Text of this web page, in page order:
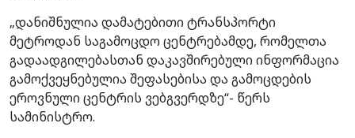
„დანიშნულია დამატებითი ტრანსპორტი
მეტროდან საგამოცდო ცენტრებამდე, რომელთა
გადაადგილებასთან დაკავშირებული ინფორმაცია
გამოქვეყნებულია შეფასებისა და გამოცდების
ეროვნული ცენტრის ვებგვერდზე“- წერს
სამინისტრო.